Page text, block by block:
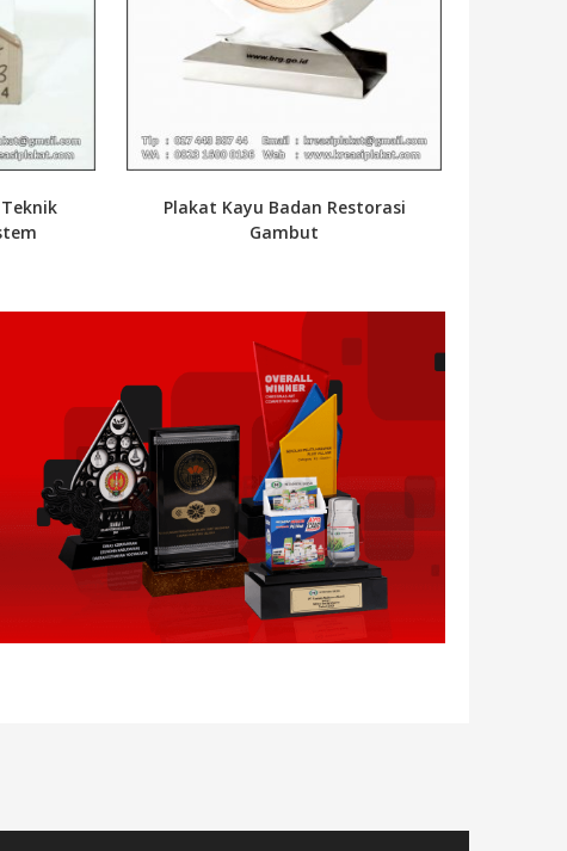
Plakat Kayu Badan Restorasi
Gambut